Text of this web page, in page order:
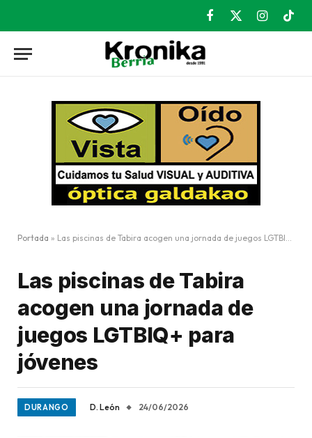
Facebook
X
Instagram
Portada » Las piscinas de Tabira acogen una jornada de juegos LGTBIQ+ para jóvenes
Las piscinas de Tabira
acogen una jornada de
juegos LGTBIQ+ para
jóvenes
DURANGO D. León 24/06/2026